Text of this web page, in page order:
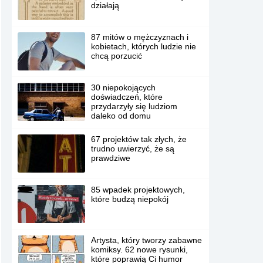
działają
87 mitów o mężczyznach i
kobietach, których ludzie nie
chcą porzucić
30 niepokojących
doświadczeń, które
przydarzyły się ludziom
daleko od domu
67 projektów tak złych, że
trudno uwierzyć, że są
prawdziwe
85 wpadek projektowych,
które budzą niepokój
Artysta, który tworzy zabawne
komiksy. 62 nowe rysunki,
które poprawią Ci humor